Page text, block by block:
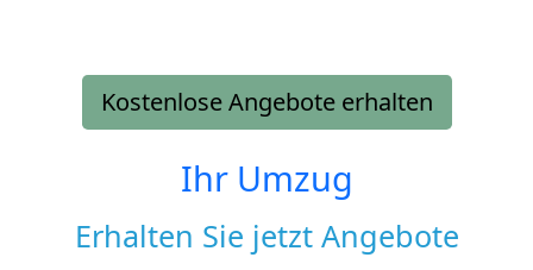
Kostenlose Angebote erhalten
Ihr Umzug
Erhalten Sie jetzt Angebote